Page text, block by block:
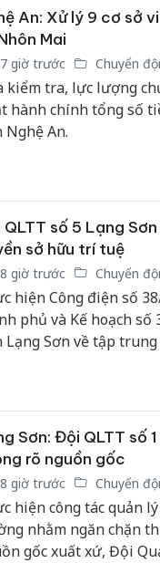
An: Xử lý 9 cơ sở
Mai
giờ trước Chuyển
kiểm tra, lực lượng
hành chính tổng số
Nghệ An.
số 5 Lạng
sở hữu trí tuệ
giờ trước Chuyển
hiện Công điện số
phủ và Kế hoạch số
Lạng Sơn về tập
nghiệp vụ, tăng
vệ quyền lợi người
mạnh trên địa bàn.
Sơn: Đội QLTT số
rõ nguồn gốc
giờ trước Chuyển
hiện công tác quản
nhằm ngăn chặn
gốc xuất xứ, Đội